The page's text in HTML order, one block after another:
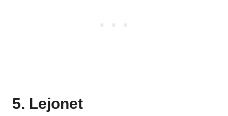
5. Lejonet